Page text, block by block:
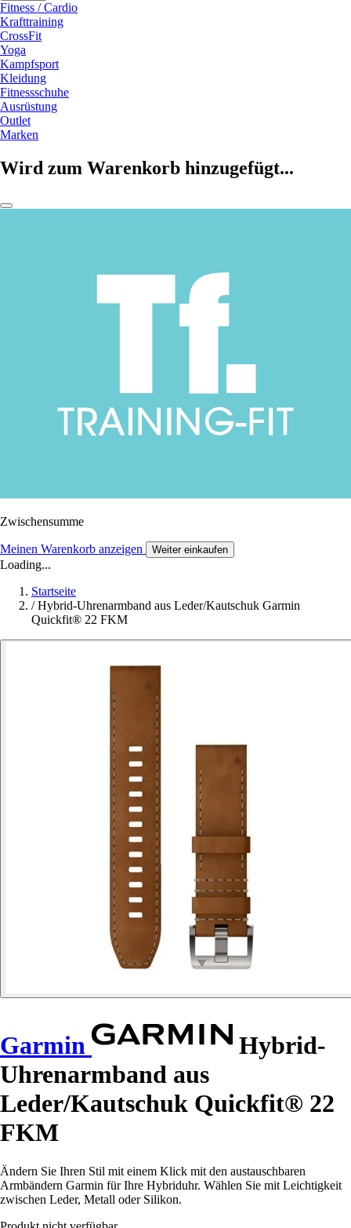
Fitness / Cardio
Krafttraining
CrossFit
Yoga
Kampfsport
Kleidung
Fitnessschuhe
Ausrüstung
Outlet
Marken
Wird zum Warenkorb hinzugefügt...
Zwischensumme
Meinen Warenkorb anzeigen Weiter einkaufen
Loading...
Startseite
/ Hybrid-Uhrenarmband aus Leder/Kautschuk Garmin
Quickfit® 22 FKM
Garmin
Hybrid-
Uhrenarmband aus
Leder/Kautschuk Quickfit® 22
FKM
Ändern Sie Ihren Stil mit einem Klick mit den austauschbaren
Armbändern Garmin für Ihre Hybriduhr. Wählen Sie mit Leichtigkeit
zwischen Leder, Metall oder Silikon.